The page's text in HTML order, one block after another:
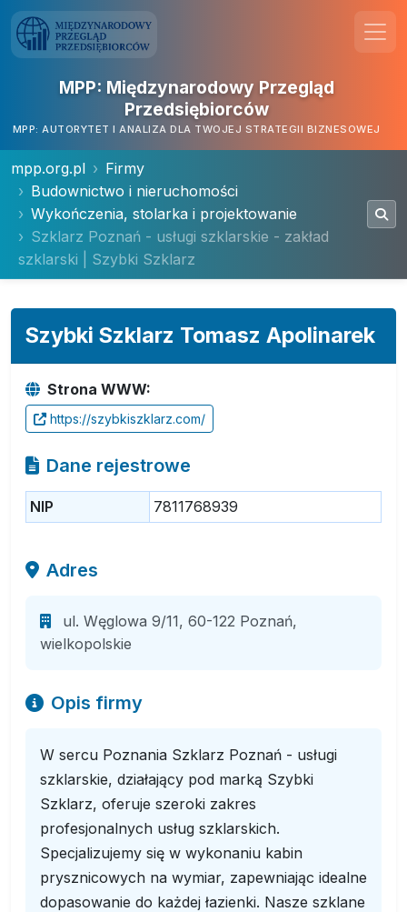
MPP: Międzynarodowy Przegląd
Przedsiębiorców
MPP: AUTORYTET I ANALIZA DLA TWOJEJ STRATEGII BIZNESOWEJ
mpp.org.pl
Firmy
Budownictwo i nieruchomości
Wykończenia, stolarka i projektowanie
Szklarz Poznań - usługi szklarskie - zakład
szklarski | Szybki Szklarz
Szybki Szklarz Tomasz Apolinarek
Strona WWW:
https://szybkiszklarz.com/
Dane rejestrowe
NIP 7811768939
Adres
ul. Węglowa 9/11, 60-122 Poznań,
wielkopolskie
Opis firmy
W sercu Poznania Szklarz Poznań - usługi
szklarskie, działający pod marką Szybki
Szklarz, oferuje szeroki zakres
profesjonalnych usług szklarskich.
Specjalizujemy się w wykonaniu kabin
prysznicowych na wymiar, zapewniając idealne
dopasowanie do każdej łazienki. Nasze szklane